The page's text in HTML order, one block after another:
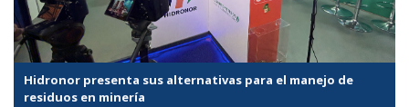
Hidronor presenta sus alternativas para el manejo de
residuos en minería